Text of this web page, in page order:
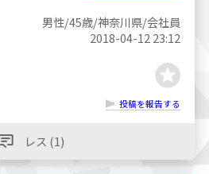
男性/45歳/神奈川県/会社員
2018-04-12 23:12
投稿を報告する
レス (1)